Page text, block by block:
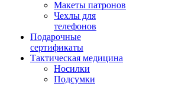
Макеты патронов
Чехлы для
телефонов
Подарочные
сертификаты
Тактическая медицина
Носилки
Подсумки